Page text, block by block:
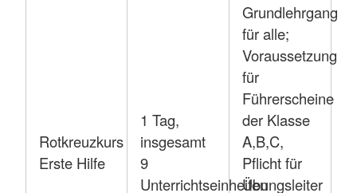
Rotkreuzkurs
Erste Hilfe
1 Tag,
insgesamt
9
Unterrichtseinheiten
Grundlehrgang
für alle;
Voraussetzung
für
Führerscheine
der Klasse
A,B,C,
Pflicht für
Übungsleiter